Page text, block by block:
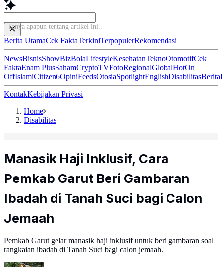
Tanya apapun tentang artikel ini...
Berita UtamaCek FaktaTerkiniTerpopulerRekomendasi
NewsBisnisShowBizBolaLifestyleKesehatanTeknoOtomotifCek
FaktaEnam PlusSahamCryptoTVFotoRegionalGlobalHotOn
OffIslamiCitizen6OpiniFeedsOtosiaSpotlightEnglishDisabilitasBerita
KontakKebijakan Privasi
Home
Disabilitas
Manasik Haji Inklusif, Cara
Pemkab Garut Beri Gambaran
Ibadah di Tanah Suci bagi Calon
Jemaah
Pemkab Garut gelar manasik haji inklusif untuk beri gambaran soal
rangkaian ibadah di Tanah Suci bagi calon jemaah.